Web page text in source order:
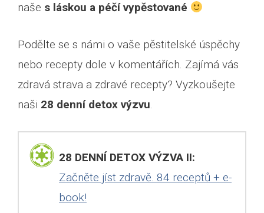
naše s láskou a péčí vypěstované
Podělte se s námi o vaše pěstitelské úspěchy
nebo recepty dole v komentářích. Zajímá vás
zdravá strava a zdravé recepty? Vyzkoušejte
naši 28 denní detox výzvu.
28 DENNÍ DETOX VÝZVA II:
Začněte jíst zdravě. 84 receptů + e-
book!